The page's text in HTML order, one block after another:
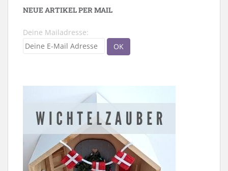
NEUE ARTIKEL PER MAIL
Deine Mailadresse: